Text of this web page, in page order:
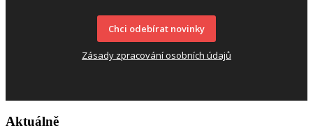
Chci odebírat novinky
Zásady zpracování osobních údajů
Aktuálně